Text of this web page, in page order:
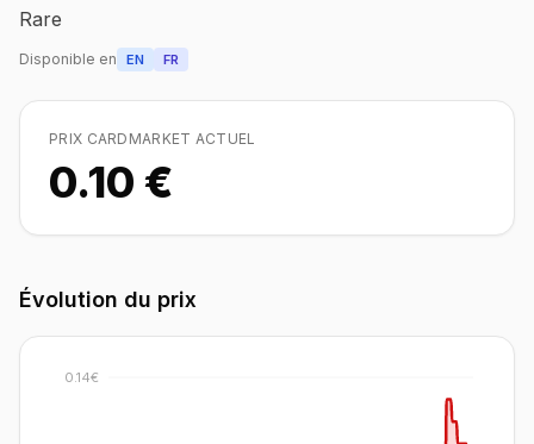
Rare
Disponible en EN FR
PRIX CARDMARKET ACTUEL
0.10 €
Évolution du prix
0.14€